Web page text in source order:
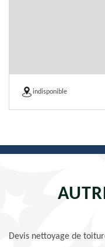
indisponible
Devis nettoyage de